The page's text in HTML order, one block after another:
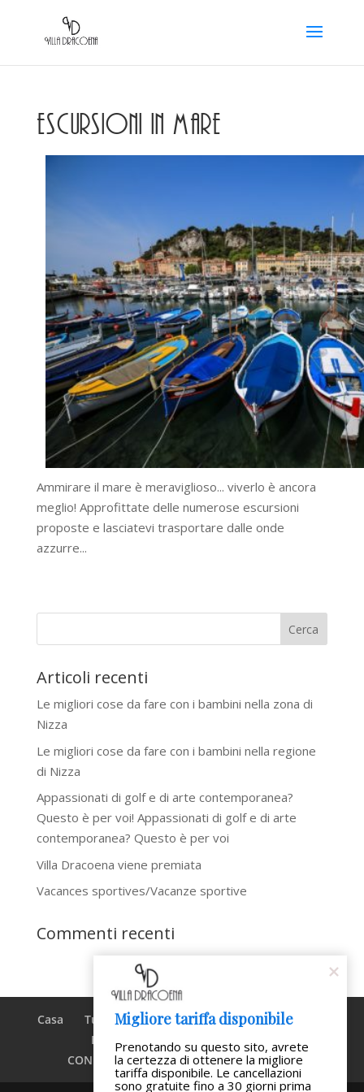
Escursioni in mare
Ammirare il mare è meraviglioso... viverlo è ancora
meglio! Approfittate delle numerose escursioni
proposte e lasciatevi trasportare dalle onde
azzurre...
Articoli recenti
Le migliori cose da fare con i bambini nella zona di
Nizza
Le migliori cose da fare con i bambini nella regione
di Nizza
Appassionati di golf e di arte contemporanea?
Questo è per voi! Appassionati di golf e di arte
contemporanea? Questo è per voi
Villa Dracoena viene premiata
Vacances sportives/Vacanze sportive
Commenti recenti
Casa Turismo Ristoranti
Testimonianze
Blog
Prenotazione
CONDIZIONI GENERALI DI CONTRATTO
Migliore tariffa disponibile
Prenotando su questo sito, avrete
la certezza di ottenere la migliore
tariffa disponibile. Le cancellazioni
sono gratuite fino a 30 giorni prima